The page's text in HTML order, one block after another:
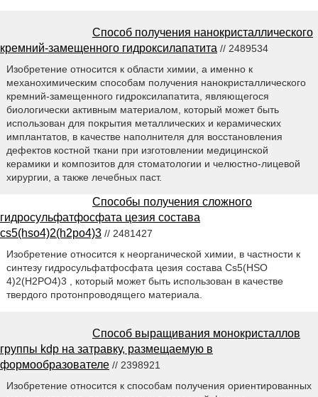
Способ получения нанокристаллического
кремний-замещенного гидроксилапатита // 2489534
Изобретение относится к области химии, а именно к
механохимическим способам получения нанокристаллического
кремний-замещенного гидроксилапатита, являющегося
биологически активным материалом, который может быть
использован для покрытия металлических и керамических
имплантатов, в качестве наполнителя для восстановления
дефектов костной ткани при изготовлении медицинской
керамики и композитов для стоматологии и челюстно-лицевой
хирургии, а также лечебных паст.
Способы получения сложного
гидросульфатфосфата цезия состава
cs5(hso4)2(h2po4)3 // 2481427
Изобретение относится к неорганической химии, в частности к
синтезу гидросульфатфосфата цезия состава Cs5(HSO
4)2(H2PO4)3 , который может быть использован в качестве
твердого протонпроводящего материала.
Способ выращивания монокристаллов
группы kdp на затравку, размещаемую в
формообразователе // 2398921
Изобретение относится к способам получения ориентированных